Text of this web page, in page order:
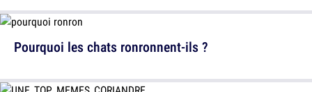
Pourquoi les chats ronronnent-ils ?